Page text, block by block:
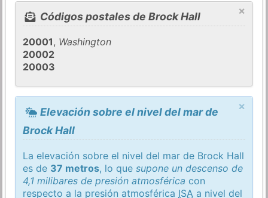
×
Códigos postales de Brock Hall
20001, Washington
20002
20003
×
Elevación sobre el nivel del mar de
Brock Hall
La elevación sobre el nivel del mar de Brock Hall
es de 37 metros, lo quesupone un descenso de
4,1 milibares de presión atmosférica con
respecto a la presión atmosférica ISA a nivel del